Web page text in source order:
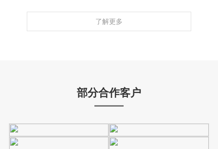
了解更多
部分合作客户